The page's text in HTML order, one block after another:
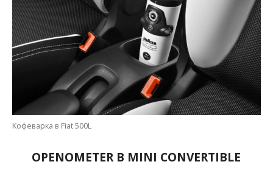
Кофеварка в Fiat 500L
OPENOMETER В MINI CONVERTIBLE